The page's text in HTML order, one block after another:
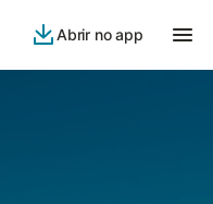
Abrir no app